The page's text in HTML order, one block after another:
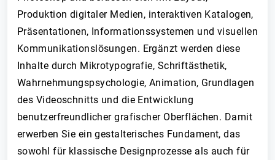
Produktion digitaler Medien, interaktiven Katalogen,
Präsentationen, Informationssystemen und visuellen
Kommunikationslösungen. Ergänzt werden diese
Inhalte durch Mikrotypografie, Schriftästhetik,
Wahrnehmungspsychologie, Animation, Grundlagen
des Videoschnitts und die Entwicklung
benutzerfreundlicher grafischer Oberflächen. Damit
erwerben Sie ein gestalterisches Fundament, das
sowohl für klassische Designprozesse als auch für